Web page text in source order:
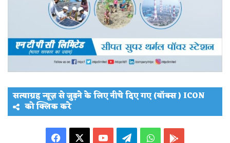
सत्याग्रह न्यूज़ से जुड़ने के लिए नीचे दिए गए (बॉक्स ) ICON
को क्लिक करे
Facebook YouTubeTelegramWhatsApp